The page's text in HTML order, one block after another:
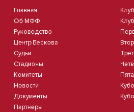
Главная
Об МФФ
Руководство
Центр Бескова
Судьи
Стадионы
Комитеты
Новости
Документы
Партнеры